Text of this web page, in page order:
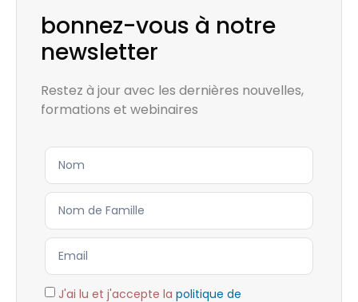
bonnez-vous à notre
newsletter
Restez à jour avec les dernières nouvelles,
formations et webinaires
J'ai lu et j'accepte la politique de